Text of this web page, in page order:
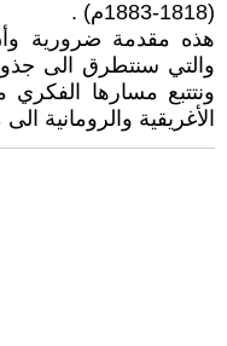
(1818-1883م) .
هذه مقدمة ضرورية
والتي سنتطرق الى
ونتتبع مسارها
الأغريقية والرومانية